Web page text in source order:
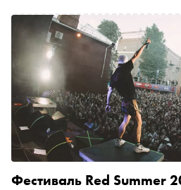
Фестиваль Red Summer